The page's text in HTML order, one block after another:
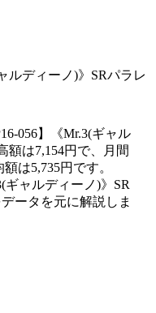
056】《Mr.3(ギャル
額は7,154円で、月間
は5,735円です。
ギャルディーノ)》SR
ータを元に解説しま